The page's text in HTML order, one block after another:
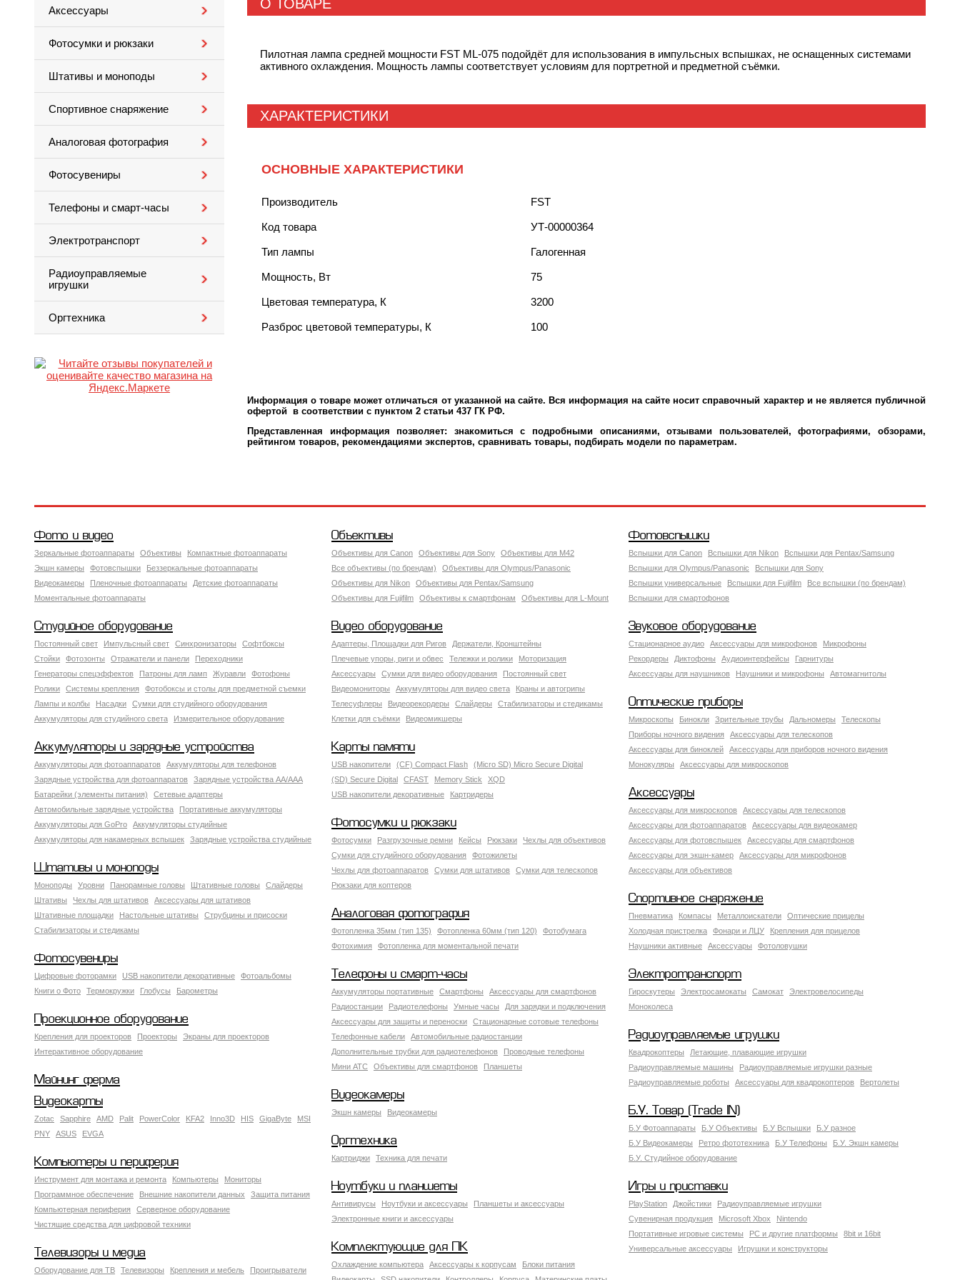
Аксессуары
Фотосумки и рюкзаки
Штативы и моноподы
Спортивное снаряжение
Аналоговая фотография
Фотосувениры
Телефоны и смарт-часы
Электротранспорт
Радиоуправляемые
игрушки
Оргтехника
О ТОВАРЕ
Пилотная лампа средней мощности FST ML-075 подойдёт для использования в импульсных вспышках, не оснащенных системами
активного охлаждения. Мощность лампы соответствует условиям для портретной и предметной съёмки.
ХАРАКТЕРИСТИКИ
ОСНОВНЫЕ ХАРАКТЕРИСТИКИ
Производитель FST
Код товара УТ-00000364
Тип лампы Галогенная
Мощность, Вт 75
Цветовая температура, К 3200
Разброс цветовой температуры, К 100
Информация о товаре может отличаться от указанной на сайте. Вся информация на сайте носит справочный характер и не является публичной
офертой в соответствии с пунктом 2 статьи 437 ГК РФ.
Представленная информация позволяет: знакомиться с подробными описаниями, отзывами пользователей, фотографиями, обзорами,
рейтингом товаров, рекомендациями экспертов, сравнивать товары, подбирать модели по параметрам.
Фото и видео
Зеркальные фотоаппараты Объективы
Компактные фотоаппараты
Экшн камеры
Фотовспышки
Беззеркальные фотоаппараты
Видеокамеры
Пленочные фотоаппараты
Детские фотоаппараты
Моментальные фотоаппараты
Объективы
Объективы для Canon Объективы для Sony
Объективы для M42
Все объективы (по брендам)
Объективы для Olympus/Panasonic
Объективы для Nikon
Объективы для Pentax/Samsung
Объективы для Fujifilm
Объективы к смартфонам Объективы для L-Mount
Фотовспышки
Вспышки для Canon Вспышки для Nikon
Вспышки для Pentax/Samsung
Вспышки для Olympus/Panasonic
Вспышки для Sony
Вспышки универсальные
Вспышки для Fujifilm
Все вспышки (по брендам)
Вспышки для смартофонов
Студийное оборудование
Постоянный свет Импульсный свет Синхронизаторы
Софтбоксы
Стойки
Фотозонты Отражатели и панели
Переходники
Генераторы спецэффектов
Патроны для ламп Журавли
Фотофоны
Ролики
Системы крепления
Фотобоксы и столы для предметной съемки
Лампы и колбы
Насадки
Сумки для студийного оборудования
Аккумуляторы для студийного света
Измерительное оборудование
Видео оборудование
Адаптеры, Площадки для Ригов
Держатели, Кронштейны
Плечевые упоры, риги и обвес
Тележки и ролики
Моторизация
Аксессуары
Сумки для видео оборудования
Постоянный свет
Видеомониторы
Аккумуляторы для видео света
Краны и автогрипы
Телесуфлеры
Видеорекордеры Слайдеры
Стабилизаторы и стедикамы
Клетки для съёмки
Видеомикшеры
Звуковое оборудование
Стационарное аудио Аксессуары для микрофонов
Микрофоны
Рекордеры
Диктофоны Аудиоинтерфейсы
Гарнитуры
Аксессуары для наушников
Наушники и микрофоны Автомагнитолы
Оптические приборы
Микроскопы Бинокли Зрительные трубы Дальномеры
Телескопы
Приборы ночного видения
Аксессуары для телескопов
Аксессуары для биноклей
Аксессуары для приборов ночного видения
Монокуляры
Аксессуары для микроскопов
Аккумуляторы и зарядные устройства
Аккумуляторы для фотоаппаратов
Аккумуляторы для телефонов
Зарядные устройства для фотоаппаратов
Зарядные устройства AA/AAA
Батарейки (элементы питания)
Сетевые адаптеры
Автомобильные зарядные устройства
Портативные аккумуляторы
Аккумуляторы для GoPro
Аккумуляторы студийные
Аккумуляторы для накамерных вспышек
Зарядные устройства студийные
Карты памяти
USB накопители (CF) Compact Flash
(Micro SD) Micro Secure Digital
(SD) Secure Digital
CFAST Memory Stick
XQD
USB накопители декоративные
Картридеры Аксессуары
Аксессуары для микроскопов
Аксессуары для телескопов
Аксессуары для фотоаппаратов
Аксессуары для видеокамер
Аксессуары для фотовспышек
Аксессуары для смартфонов
Аксессуары для экшн-камер
Аксессуары для микрофонов
Аксессуары для объективов
Фотосумки и рюкзаки
Фотосумки Разгрузочные ремни Кейсы Рюкзаки
Чехлы для объективов
Сумки для студийного оборудования
Фотожилеты
Чехлы для фотоаппаратов
Сумки для штативов
Сумки для телескопов
Рюкзаки для коптеров
Штативы и моноподы
Моноподы Уровни Панорамные головы Штативные головы
Слайдеры
Штативы
Чехлы для штативов
Аксессуары для штативов
Штативные площадки
Настольные штативы
Струбцины и присоски
Стабилизаторы и стедикамы
Спортивное снаряжение
Пневматика Компасы Металлоискатели
Оптические прицелы
Холодная пристрелка
Фонари и ЛЦУ
Крепления для прицелов
Наушники активные
Аксессуары Фотоловушки
Аналоговая фотография
Фотопленка 35мм (тип 135) Фотопленка 60мм (тип 120)
Фотобумага
Фотохимия
Фотопленка для моментальной печати
Фотосувениры
Цифровые фоторамки USB накопители декоративные
Фотоальбомы
Книги о Фото
Термокружки Глобусы Барометры
Телефоны и смарт-часы
Аккумуляторы портативные Смартфоны
Аксессуары для смартфонов
Радиостанции
Радиотелефоны Умные часы
Для зарядки и подключения
Аксессуары для защиты и переноски
Стационарные сотовые телефоны
Телефонные кабели
Автомобильные радиостанции
Дополнительные трубки для радиотелефонов
Проводные телефоны
Мини АТС
Объективы для смартфонов Планшеты
Электротранспорт
Гироскутеры Электросамокаты Самокат
Электровелосипеды
Моноколеса
Проекционное оборудование
Крепления для проекторов Проекторы
Экраны для проекторов
Интерактивное оборудование
Радиоуправляемые игрушки
Квадрокоптеры
Летающие, плавающие игрушки
Радиоуправляемые машины
Радиоуправляемые игрушки разные
Радиоуправляемые роботы
Аксессуары для квадрокоптеров Вертолеты
Майнинг ферма
Видеокамеры
Экшн камеры Видеокамеры
Видеокарты
Zotac Sapphire AMD Palit PowerColor KFA2 Inno3D HIS GigaByte
MSI
PNY
ASUS EVGA
Б.У. Товар (Trade IN)
Б.У Фотоаппараты Б.У Объективы Б.У Вспышки
Б.У разное
Б.У Видеокамеры
Ретро фототехника Б.У Телефоны
Б.У. Экшн камеры
Б.У. Студийное оборудование
Оргтехника
Картриджи Техника для печати
Компьютеры и периферия
Инструмент для монтажа и ремонта Компьютеры
Мониторы
Программное обеспечение
Внешние накопители данных
Защита питания
Компьютерная периферия
Серверное оборудование
Чистящие средства для цифровой техники
Ноутбуки и планшеты
Антивирусы Ноутбуки и аксессуары
Планшеты и аксессуары
Электронные книги и аксессуары
Игры и приставки
PlayStation Джойстики
Радиоуправляемые игрушки
Сувенирная продукция
Microsoft Xbox
Nintendo
Портативные игровые системы
PC и другие платформы
8bit и 16bit
Универсальные аксессуары
Игрушки и конструкторы
Комплектующие для ПК
Охлаждение компьютера Аксессуары к корпусам
Блоки питания
Телевизоры и медиа
Оборудование для ТВ Телевизоры Крепления и мебель Проигрыватели